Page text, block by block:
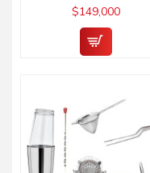
$149,000